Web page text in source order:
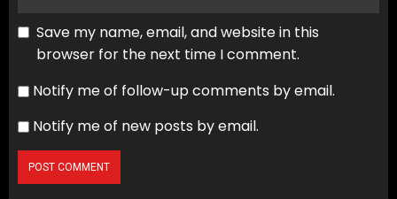
Save my name, email, and website in this
browser for the next time I comment.
Notify me of follow-up comments by email.
Notify me of new posts by email.